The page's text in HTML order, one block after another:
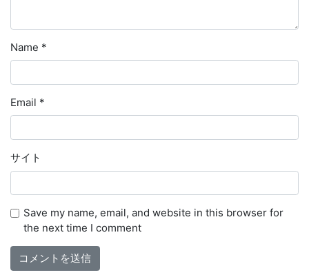
Name *
Email *
サイト
Save my name, email, and website in this browser for
the next time I comment